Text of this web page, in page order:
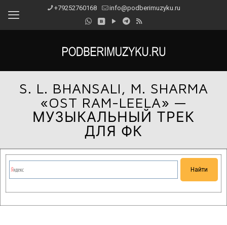
+79252760168 info@podberimuzyku.ru
S. L. BHANSALI, M. SHARMA
«OST RAM-LEELA» —
МУЗЫКАЛЬНЫЙ ТРЕК
ДЛЯ ФК